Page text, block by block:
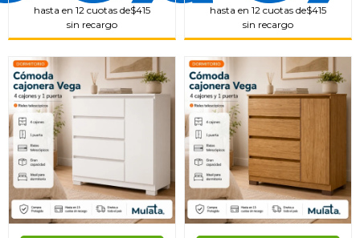
hasta en 12 cuotas de$415
sin recargo
hasta en 12 cuotas de$415
sin recargo